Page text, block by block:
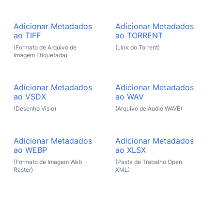
Adicionar Metadados
ao TIFF
(Formato de Arquivo de
Imagem Etiquetada)
Adicionar Metadados
ao TORRENT
(Link do Torrent)
Adicionar Metadados
ao VSDX
(Desenho Visio)
Adicionar Metadados
ao WAV
(Arquivo de Áudio WAVE)
Adicionar Metadados
ao WEBP
(Formato de Imagem Web
Raster)
Adicionar Metadados
ao XLSX
(Pasta de Trabalho Open
XML)